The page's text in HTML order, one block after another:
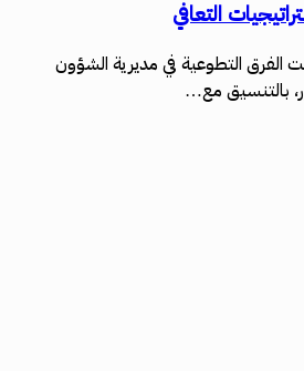
التعافي
الفرق التطوعية في مديرية الشؤون
بالتنسيق مع…